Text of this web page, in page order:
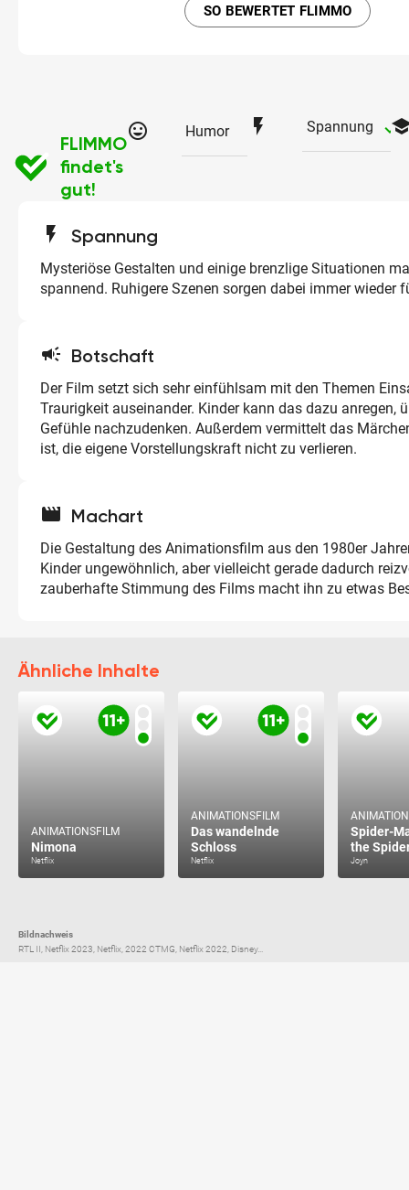
SO BEWERTET FLIMMO
FLIMMO
findet's
gut!
tag_faces Humor flash_on Spannung
flash_on Spannung
Mysteriöse Gestalten und einige brenzlige Situationen
spannend. Ruhigere Szenen sorgen dabei immer wieder
campaign Botschaft
Der Film setzt sich sehr einfühlsam mit den Themen
Traurigkeit auseinander. Kinder kann das dazu anregen,
Gefühle nachzudenken. Außerdem vermittelt das
ist, die eigene Vorstellungskraft nicht zu verlieren.
movie Machart
Die Gestaltung des Animationsfilm aus den 1980er
Kinder ungewöhnlich, aber vielleicht gerade dadurch
zauberhafte Stimmung des Films macht ihn zu etwas
Ähnliche Inhalte
ANIMATIONSFILM
Nimona
Netflix
ANIMATIONSFILM
Das wandelnde
Schloss
Netflix
Spider-
the
Joyn
Bildnachweis
RTL II, Netflix 2023, Netflix, 2022 CTMG, Netflix 2022, Disney...